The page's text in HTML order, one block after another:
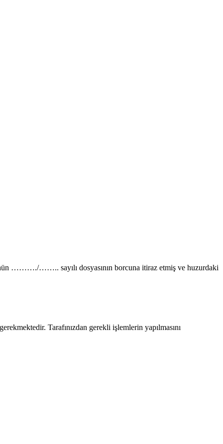
………./…….. sayılı dosyasının borcuna itiraz etmiş ve huzurdaki
Tarafınızdan gerekli işlemlerin yapılmasını